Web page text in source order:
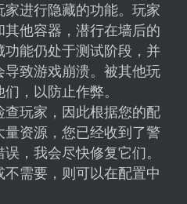
社区
建议 🧃
块，欢迎每
社区功能、
法！...
进行隐藏的功能。玩家
他容器，潜行在墙后的
能仍处于测试阶段，并
致游戏崩溃。被其他玩
，以防止作弊。
玩家，因此根据您的配
资源，您已经收到了警
，我会尽快修复它们。
需要，则可以在配置中